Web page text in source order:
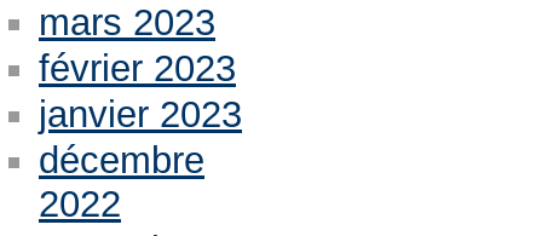
mars 2023
février 2023
janvier 2023
décembre
2022